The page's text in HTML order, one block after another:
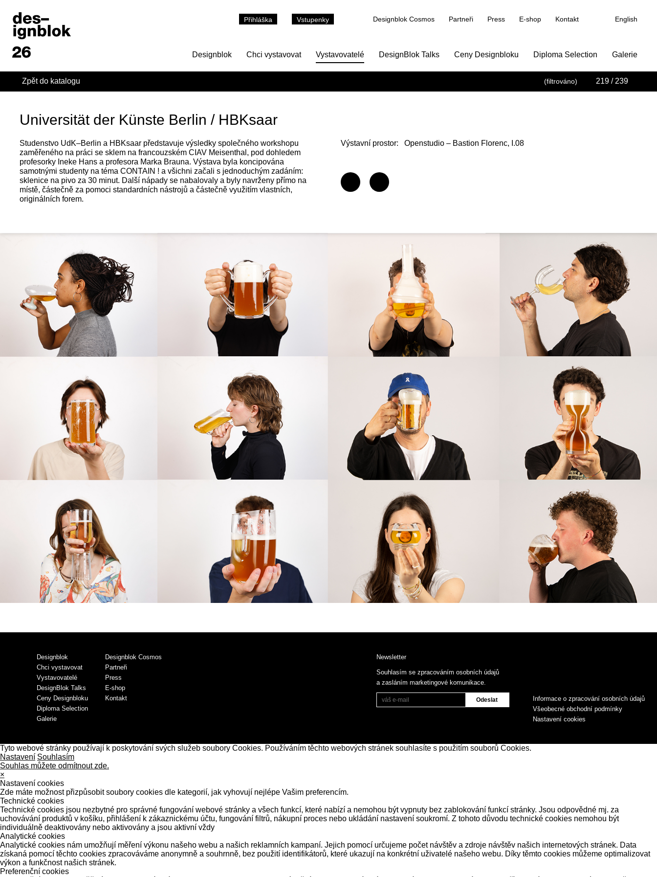
Přihláška Vstupenky Designblok Cosmos Partneři Press E-shop Kontakt English
Designblok Chci vystavovat Vystavovatelé DesignBlok Talks Ceny Designbloku Diploma Selection Galerie
Zpět do katalogu (filtrováno) 219 / 239
Universität der Künste Berlin / HBKsaar
Studenstvo UdK–Berlin a HBKsaar představuje výsledky společného workshopu
zaměřeného na práci se sklem na francouzském CIAV Meisenthal, pod dohledem
profesorky Ineke Hans a profesora Marka Brauna. Výstava byla koncipována
samotnými studenty na téma CONTAIN ! a všichni začali s jednoduchým zadáním:
sklenice na pivo za 30 minut. Další nápady se nabalovaly a byly navrženy přímo na
místě, částečně za pomoci standardních nástrojů a částečně využitím vlastních,
originálních forem.
Výstavní prostor: Openstudio – Bastion Florenc, I.08
Designblok
Chci vystavovat
Vystavovatelé
DesignBlok Talks
Ceny Designbloku
Diploma Selection
Galerie
Designblok Cosmos
Partneři
Press
E-shop
Kontakt
Informace o zpracování osobních údajů
Všeobecné obchodní podmínky
Nastavení cookies
Newsletter
Souhlasím se zpracováním osobních údajů
a zasláním marketingové komunikace.
Tyto webové stránky používají k poskytování svých služeb soubory Cookies. Používáním těchto webových stránek souhlasíte s použitím souborů Cookies.
Nastavení Souhlasím
Souhlas můžete odmítnout zde.
×
Nastavení cookies
Zde máte možnost přizpůsobit soubory cookies dle kategorií, jak vyhovují nejlépe Vašim preferencím.
Technické cookies
Technické cookies jsou nezbytné pro správné fungování webové stránky a všech funkcí, které nabízí a nemohou být vypnuty bez zablokování funkcí stránky. Jsou odpovědné mj. za
uchovávání produktů v košíku, přihlášení k zákaznickému účtu, fungování filtrů, nákupní proces nebo ukládání nastavení soukromí. Z tohoto důvodu technické cookies nemohou být
individuálně deaktivovány nebo aktivovány a jsou aktivní vždy
Analytické cookies
Analytické cookies nám umožňují měření výkonu našeho webu a našich reklamních kampaní. Jejich pomocí určujeme počet návštěv a zdroje návštěv našich internetových stránek. Data
získaná pomocí těchto cookies zpracováváme anonymně a souhrnně, bez použití identifikátorů, které ukazují na konkrétní uživatelé našeho webu. Díky těmto cookies můžeme optimalizovat
výkon a funkčnost našich stránek.
Preferenční cookies